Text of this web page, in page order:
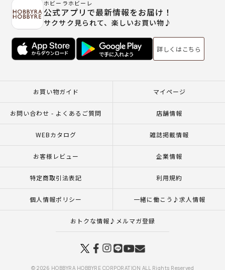
ホビーラホビーレ
公式アプリで最新情報をお届け！
サクサク見られて、楽しいお買い物♪
詳しくはこちら
お買い物ガイド マイページ
お問い合わせ - よくあるご質問 店舗情報
WEBカタログ 雑誌掲載情報
お客様レビュー 企業情報
特定商取引法表記 利用規約
個人情報ポリシー 一緒に働こう♪求人情報
おトクな情報♪メルマガ登録
© 2026 HOBBYRA HOBBYRE CORPORATION ALL Rights Reserved